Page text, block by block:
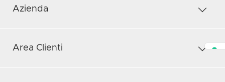
Azienda
Area Clienti